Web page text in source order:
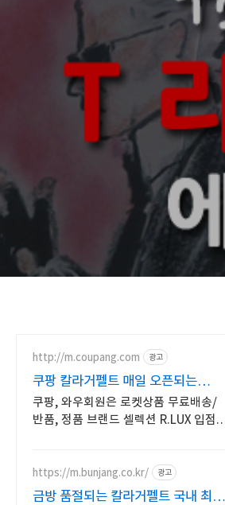
http://m.coupang.com 광고
쿠팡 칼라거펠트 매일 오픈되는
와우회원 특가
쿠팡, 와우회원은 로켓상품 무료배송/
반품, 정품 브랜드 셀렉션 R.LUX 입점.
https://m.bunjang.co.kr/ 광고
금방 품절되는 칼라거펠트 국내 최대